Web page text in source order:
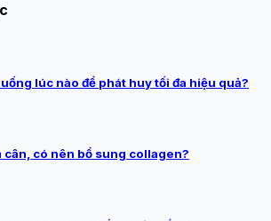
lúc nào để phát huy tối đa hiệu quả?
cân, có nên bổ sung collagen?